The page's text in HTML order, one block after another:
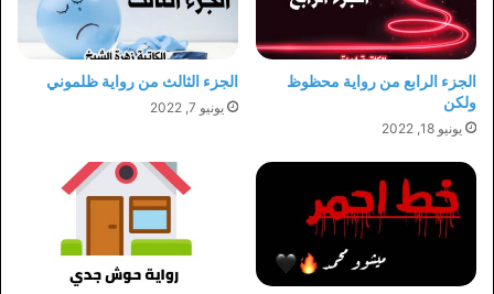
الجزء الرابع من رواية محظوظ
ولكن
يونيو 18, 2022
الجزء الثالث من رواية ظلموني
يونيو 7, 2022